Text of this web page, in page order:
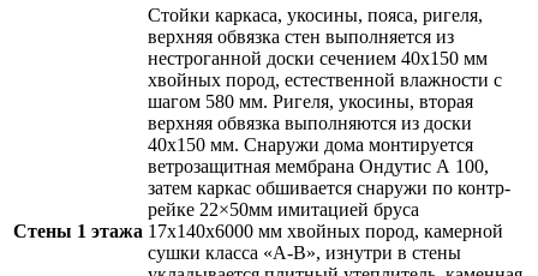
Стены 1 этажа
Стойки каркаса, укосины, пояса, ригеля,
верхняя обвязка стен выполняется из
нестроганной доски сечением 40х150 мм
хвойных пород, естественной влажности с
шагом 580 мм. Ригеля, укосины, вторая
верхняя обвязка выполняются из доски
40х150 мм. Снаружи дома монтируется
ветрозащитная мембрана Ондутис А 100,
затем каркас обшивается снаружи по контр-
рейке 22×50мм имитацией бруса
17х140х6000 мм хвойных пород, камерной
сушки класса «А-В», изнутри в стены